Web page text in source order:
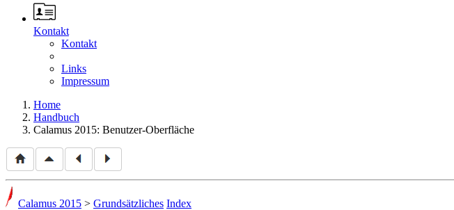
Kontakt
Kontakt
Links
Impressum
Home
Handbuch
Calamus 2015: Benutzer-Oberfläche
Calamus 2015 > Grundsätzliches Index